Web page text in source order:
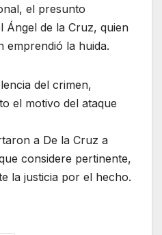
el presunto
Ángel de la Cruz, quien
emprendió la huida.
del crimen,
el motivo del ataque
a De la Cruz a
considere pertinente,
la justicia por el hecho.